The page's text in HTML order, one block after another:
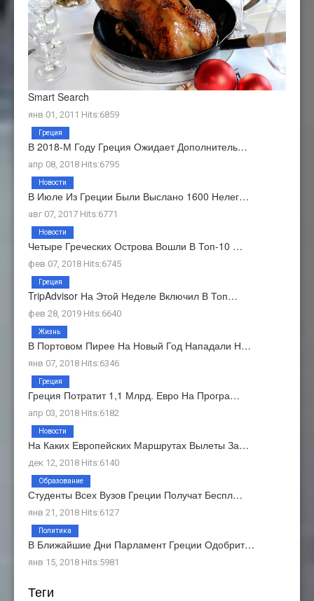
Smart Search
янв 01, 2011 Hits:6859
В 2018-М Году Греция Ожидает Дополнитель…
апр 08, 2018 Hits:6795
Греция
В Июле Из Греции Были Выслано 1600 Нелег…
авг 07, 2017 Hits:6771
Новости
Четыре Греческих Острова Вошли В Топ-10 …
фев 07, 2018 Hits:6745
Новости
TripAdvisor На Этой Неделе Включил В Топ…
фев 28, 2019 Hits:6640
Греция
В Портовом Пирее На Новый Год Нападали Н…
янв 07, 2018 Hits:6346
Жизнь
Греция Потратит 1,1 Млрд. Евро На Програ…
апр 03, 2018 Hits:6182
Греция
На Каких Европейских Маршрутах Вылеты За…
дек 12, 2018 Hits:6140
Новости
Студенты Всех Вузов Греции Получат Беспл…
янв 21, 2018 Hits:6127
Образование
В Ближайшие Дни Парламент Греции Одобрит…
янв 15, 2018 Hits:5981
Политика
Теги